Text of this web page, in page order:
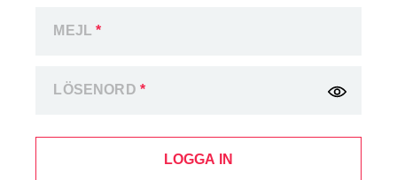
MEJL*
LÖSENORD *
LOGGA IN